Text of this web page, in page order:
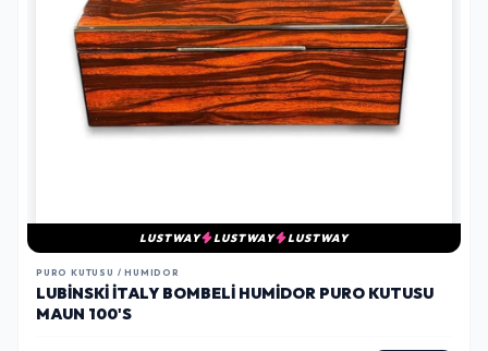
LUSTWAY LUSTWAY LUSTWAY
PURO KUTUSU / HUMIDOR
LUBINSKI İTALY BOMBELI HUMIDOR PURO KUTUSU
MAUN 100'S